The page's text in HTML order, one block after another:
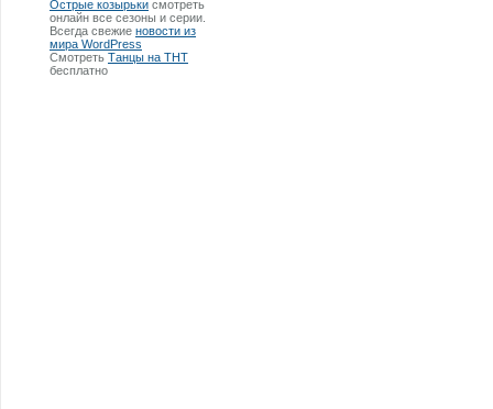
Острые козырьки смотреть
онлайн все сезоны и серии.
Всегда свежие новости из
мира WordPress
Смотреть Танцы на ТНТ
бесплатно